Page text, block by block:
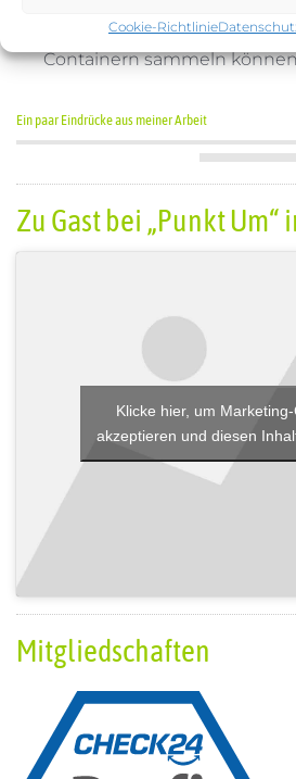
Cookie-Richtlinie
von Marmeladengläsern
Containern sammeln
Ein paar Eindrücke aus meiner Arbeit
Zu Gast bei „Punkt Um“
Klicke hier, um
akzeptieren und diesen
Mitgliedschaften